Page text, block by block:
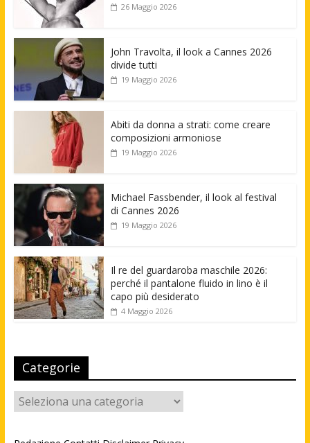
26 Maggio 2026
John Travolta, il look a Cannes 2026
divide tutti
19 Maggio 2026
Abiti da donna a strati: come creare
composizioni armoniose
19 Maggio 2026
Michael Fassbender, il look al festival
di Cannes 2026
19 Maggio 2026
Il re del guardaroba maschile 2026:
perché il pantalone fluido in lino è il
capo più desiderato
4 Maggio 2026
Categorie
Categorie